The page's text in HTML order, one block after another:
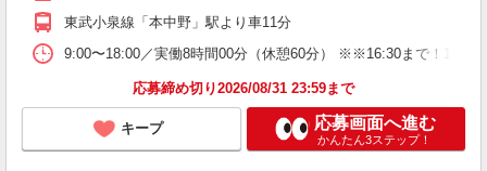
東武小泉線「本中野」駅より車11分
9:00〜18:00／実働8時間00分（休憩60分） ※※16:30まで！
応募締め切り2026/08/31 23:59まで
キープ 応募画面へ進む
かんたん3ステップ！